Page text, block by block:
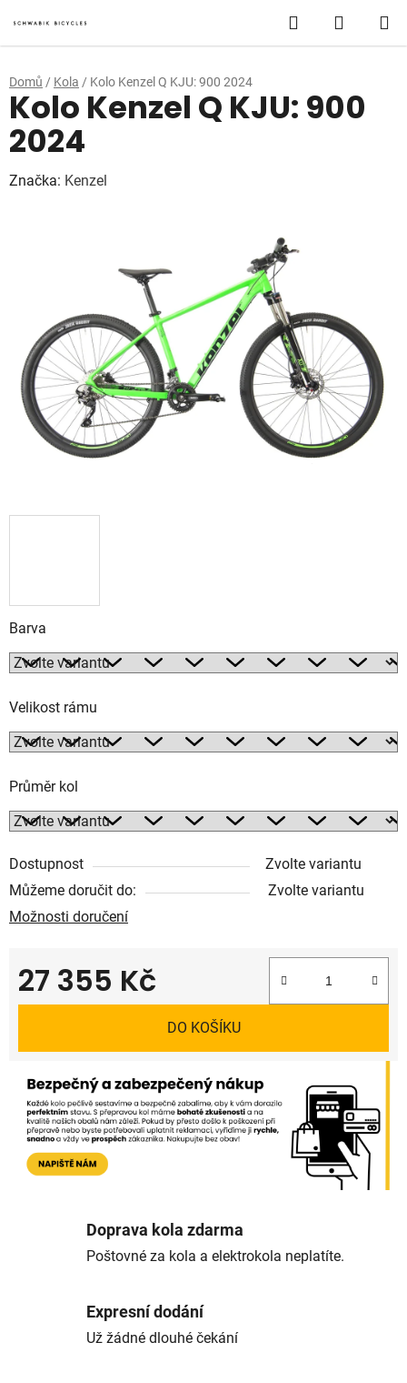
na
obsah
Hledat
KOŠÍK
Domů / Kola / Kolo Kenzel Q KJU: 900 2024
Barva
Velikost rámu
Průměr kol
Dostupnost
Zvolte variantu
Můžeme doručit do:
Zvolte variantu
Možnosti doručení
27 355 Kč
Měrná cena:
DO KOŠÍKU
Kolo Kenzel Q KJU: 900
2024
Značka: Kenzel
Doprava kola zdarma
Poštovné za kola a elektrokola neplatíte.
Expresní dodání
Už žádné dlouhé čekání